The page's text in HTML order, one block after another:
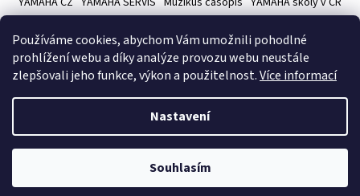
Používáme cookies, abychom Vám umožnili pohodlné
prohlížení webu a díky analýze provozu webu neustále
zlepšovali jeho funkce, výkon a použitelnost.Více informací
Nastavení
Souhlasím
p
Copyright 2026Hudební nástroje YAMAMUSIC. Všechna práva
vyhrazena.